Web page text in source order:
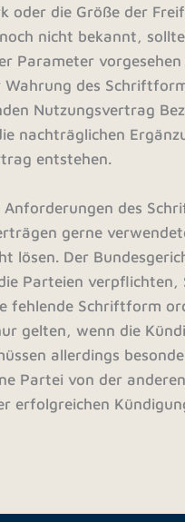
oder die Größe der
nicht bekannt,
Parameter
des
Nutzungsvertrag
nachträglichen
entstehen.
des
gerne
lösen. Der
Parteien
fehlende Schriftform
gelten, wenn die
allerdings
Partei von der
erfolgreichen